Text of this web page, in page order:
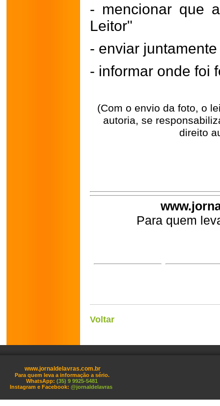
- mencionar que
Leitor"
- enviar
- informar onde foi
(Com o envio da foto, o
autoria, se
direito
Para quem
Voltar
www.jornaldelavras.com.br
Para quem leva a informação a sério.
WhatsApp: (35) 9 9925-5481
Instagram e Facebook: @jornaldelavras